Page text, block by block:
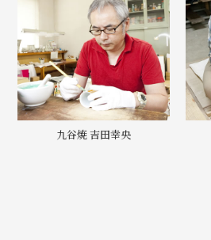
九谷焼 吉田幸央